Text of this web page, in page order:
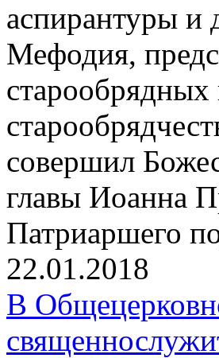
аспирантуры и
Мефодия,
совершил
главы Иоанна
Патриаршего
22.01.2018
В